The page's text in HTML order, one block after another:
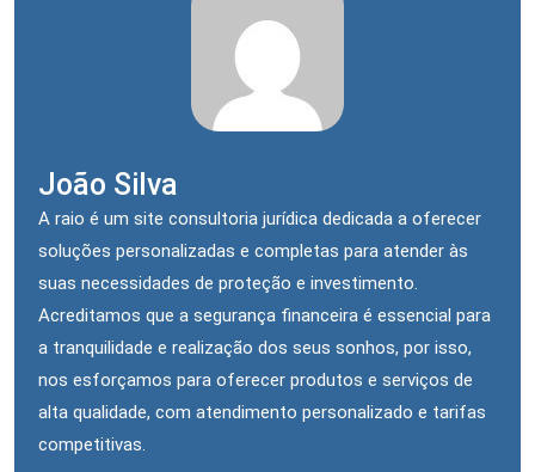
João Silva
A raio é um site consultoria jurídica dedicada a oferecer
soluções personalizadas e completas para atender às
suas necessidades de proteção e investimento.
Acreditamos que a segurança financeira é essencial para
a tranquilidade e realização dos seus sonhos, por isso,
nos esforçamos para oferecer produtos e serviços de
alta qualidade, com atendimento personalizado e tarifas
competitivas.